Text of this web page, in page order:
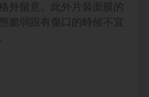
外留意。此外片裝面膜的
脆弱跟有傷口的時候不宜